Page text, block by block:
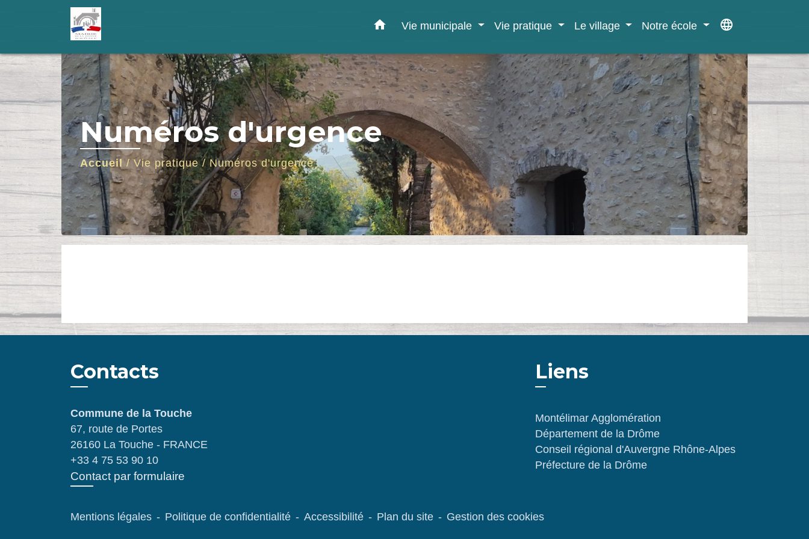
home Vie municipale Vie pratique Le village Notre école language
Numéros d'urgence
Accueil / Vie pratique/Numéros d'urgence
Contacts
Commune de la Touche
67, route de Portes
26160 La Touche - FRANCE
+33 4 75 53 90 10
Contact par formulaire
Liens
Montélimar Agglomération
Département de la Drôme
Conseil régional d'Auvergne Rhône-Alpes
Préfecture de la Drôme
Mentions légales - Politique de confidentialité - Accessibilité - Plan du site - Gestion des cookies